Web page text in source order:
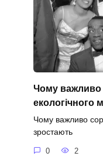
Чому важливо
екологічного
Чому важливо
зростають
0 2